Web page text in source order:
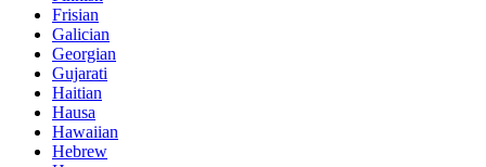
Frisian
Galician
Georgian
Gujarati
Haitian
Hausa
Hawaiian
Hebrew